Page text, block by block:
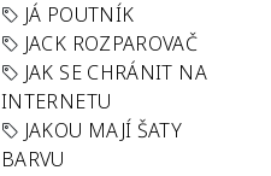
JÁ POUTNÍK
JACK ROZPAROVAČ
JAK SE CHRÁNIT NA
INTERNETU
JAKOU MAJÍ ŠATY
BARVU